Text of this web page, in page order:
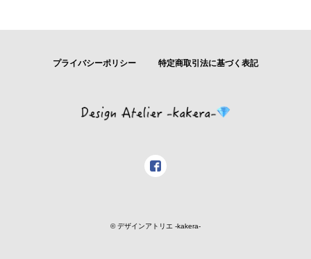
プライバシーポリシー 特定商取引法に基づく表記
© デザインアトリエ -kakera-